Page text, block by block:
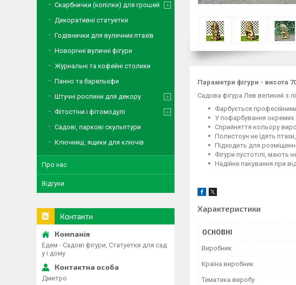
Параметри фігури - висота
Cадова фігура Лев великий з
Фарбується
У пофарбування окремих
Сприйняття кольору
Полистоун не їдять
Підходить для
Фігури пустотілі, мають
Надійне пакування при
Характеристики
ОСНОВНІ
Виробник
Країна виробник
Тематика виробу
Скарбнички (копілки) для грошей
Декоративні статуетки
Годівнички для вуличних птахів
Новорічні вуличні фігури
Журнальні та кофейні столики
Панно та барельєфи
Штучні рослини для декору
Фітостіни і фітомодулі
Садові, паркові скульптури
Ключниці, ящики для ключів
Про нас
Відгуки
Контакти
Едем - Садові фігури, Статуетки для сад
у і дому
Дмитро